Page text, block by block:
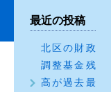
最近の投稿
北区の財政
調整基金残
高が過去最